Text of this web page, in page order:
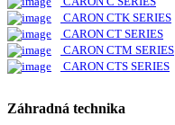
CARON CTK SERIES
CARON CT SERIES
CARON CTM SERIES
CARON CTS SERIES
Záhradná technika